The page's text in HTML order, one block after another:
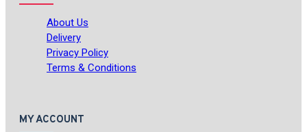
About Us
Delivery
Privacy Policy
Terms & Conditions
MY ACCOUNT